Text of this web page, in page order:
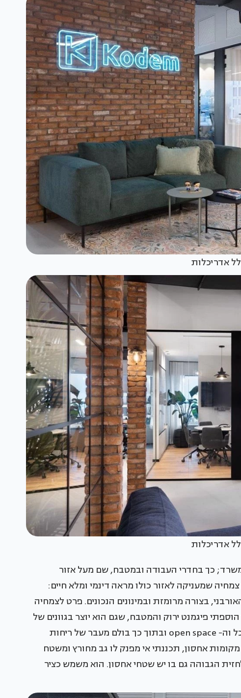
אדריכלות
אדריכלות
במשרד; כך בחדרי העבודה ובמטבח, שם מעל אזור
שמעניקה לאזור כולו מראה דינמי ומלא חיים:
בצורה מרומזת ובמינונים הנכונים. פרט לצמחיה
פיגמנט ירוק והמטבח, שגם הוא יוצר בגוונים של
ירוק. רהיט המטבח משמש כחציצה בין אזור האוכל וה- open space ובתוך כך בולם מעבר של ריחות
אחסון, תכננתי אי מפנק לו גב מחורץ ומשטח
הגבוהה גם בו יש שטחי אחסון. הוא משמש כציר